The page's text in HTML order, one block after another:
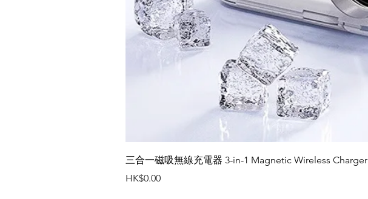
三合一磁吸無線充電器 3-in-1 Magnetic Wireless Charger
價格
HK$0.00